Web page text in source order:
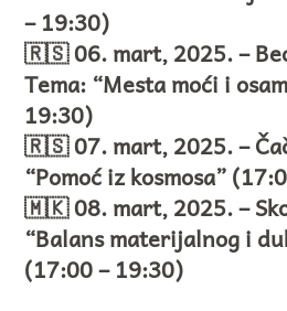
– 19:30)
🇷🇸 06. mart, 2025. –
Tema: “Mesta moći i
19:30)
🇷🇸 07. mart, 2025. –
“Pomoć iz kosmosa”
🇲🇰 08. mart, 2025. –
“Balans materijalnog i
(17:00 – 19:30)